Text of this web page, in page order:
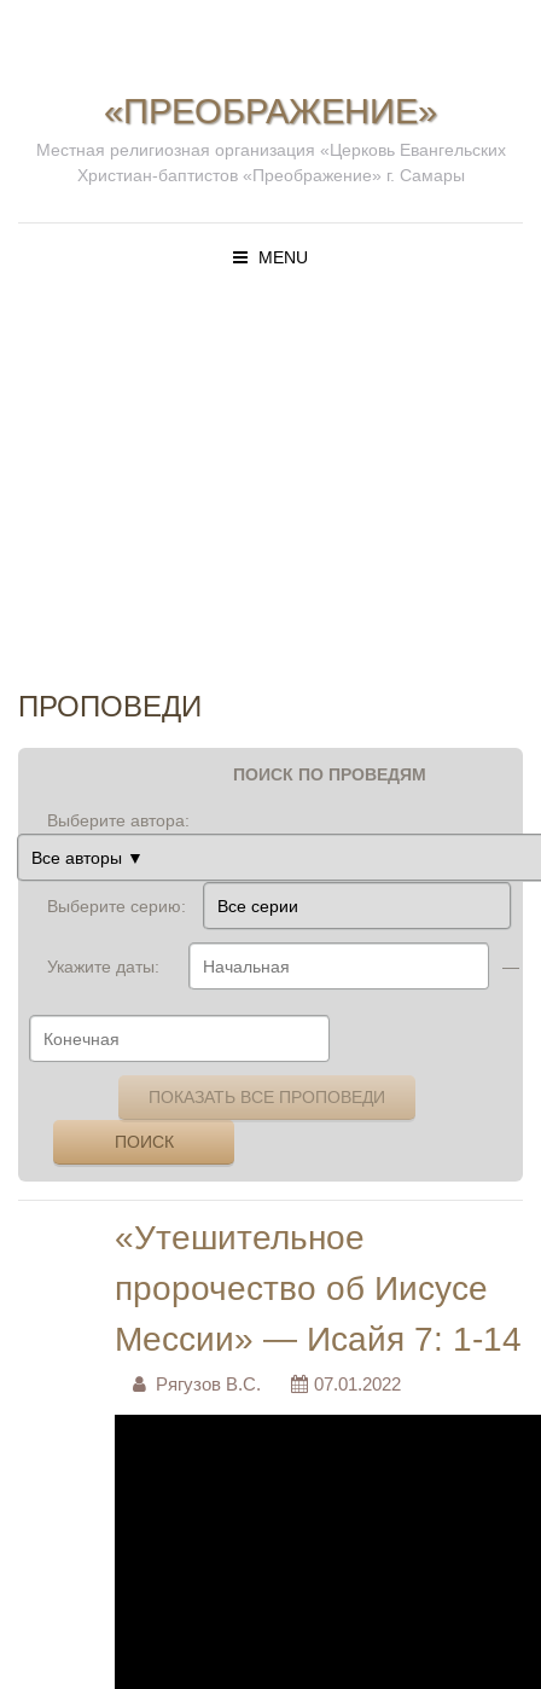
«ПРЕОБРАЖЕНИЕ»
Местная религиозная организация «Церковь Евангельских
Христиан-баптистов «Преображение» г. Самары
MENU
ПРОПОВЕДИ
ПОИСК ПО ПРОВЕДЯМ
Выберите автора:
Выберите серию:
Укажите даты: —
ПОКАЗАТЬ ВСЕ ПРОПОВЕДИ
ПОИСК
«Утешительное
пророчество об Иисусе
Мессии» — Исайя 7: 1-14
Рягузов В.С. 07.01.2022